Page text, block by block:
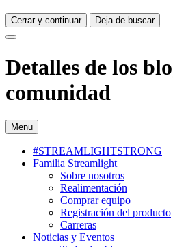
Cerrar y continuar Deja de buscar
Detalles de los
comunidad
Menu
#STREAMLIGHTSTRONG
Familia Streamlight
Sobre nosotros
Realimentación
Comprar equipo
Registración del producto
Carreras
Noticias y Eventos